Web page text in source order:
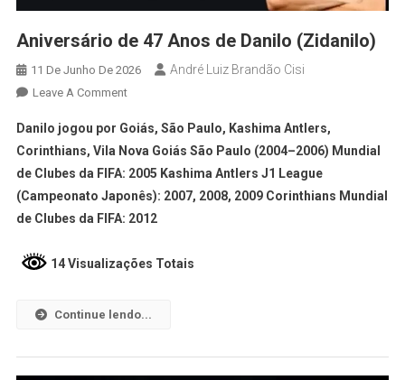
Aniversário de 47 Anos de Danilo (Zidanilo)
11 De Junho De 2026 André Luiz Brandão Cisi
Leave A Comment
Danilo jogou por Goiás, São Paulo, Kashima Antlers,
Corinthians, Vila Nova Goiás São Paulo (2004–2006) Mundial
de Clubes da FIFA: 2005 Kashima Antlers J1 League
(Campeonato Japonês): 2007, 2008, 2009 Corinthians Mundial
de Clubes da FIFA: 2012
14 Visualizações Totais
Continue lendo...